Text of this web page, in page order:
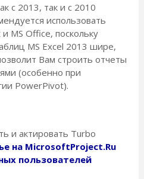
с 2013, так и с 2010
использовать
MS Office, поскольку
MS Excel 2013 шире,
Вам строить отчеты
(особенно при
PowerPivot).
и актировать Turbo
на MicrosoftProject.Ru
пользователей